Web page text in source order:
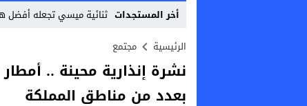
أخر المستجدات ثنائية ميسي تجعله أفضل
Previous
Next
الرئيسية مجتمع
نشرة إنذارية محينة ..
بعدد من مناطق المملكة